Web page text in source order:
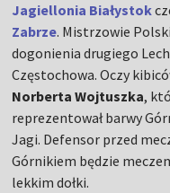
Jagiellonia Białystok
Zabrze. Mistrzowie
dogonienia drugiego
Częstochowa. Oczy
Norberta Wojtuszka,
reprezentował barwy
Jagi. Defensor przed
Górnikiem będzie
lekkim dołki.